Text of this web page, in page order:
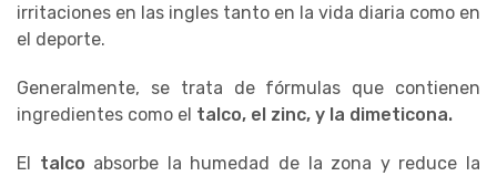
irritaciones en las ingles tanto en la vida diaria como en
el deporte.
Generalmente, se trata de fórmulas que contienen
ingredientes como el talco, el zinc, y la dimeticona.
El talco absorbe la humedad de la zona y reduce la